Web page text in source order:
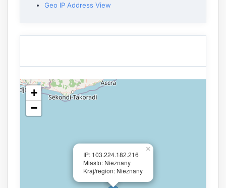
Geo IP Address View
IP: 103.224.182.216
Miasto: Nieznany
Kraj/region: Nieznany
×
+
−